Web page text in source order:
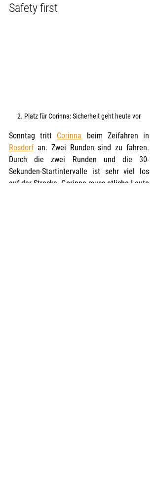
Safety first
2. Platz für Corinna: Sicherheit geht heute vor
Sonntag tritt Corinna
Rosdorf an. Zwei Runden sind zu fahren.
Durch die zwei Runden und die 30-
Sekunden-Startintervalle ist sehr viel los
auf der Strecke. Corinna muss etliche Leute